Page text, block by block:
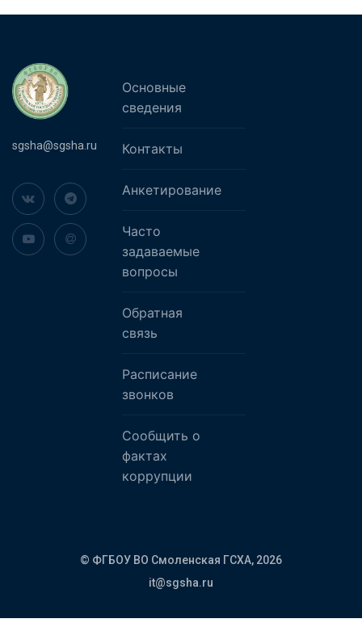
sgsha@sgsha.ru
Основные
сведения
Контакты
Анкетирование
Часто
задаваемые
вопросы
Обратная
связь
Расписание
звонков
Сообщить о
фактах
коррупции
© ФГБОУ ВО Смоленская ГСХА, 2026
it@sgsha.ru